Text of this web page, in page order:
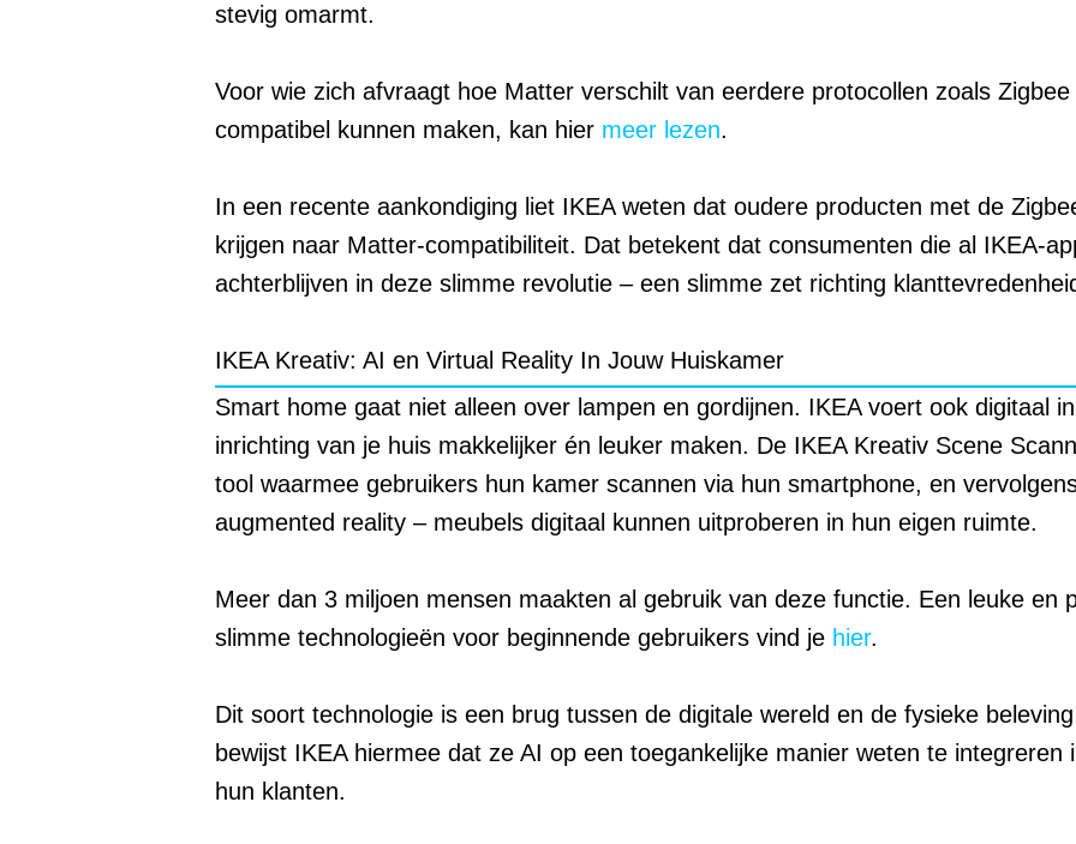
stevig omarmt.
Voor wie zich afvraagt hoe Matter verschilt van eerdere protocollen zoals
compatibel kunnen maken, kan hier meer lezen.
In een recente aankondiging liet IKEA weten dat oudere producten met de
krijgen naar Matter-compatibiliteit. Dat betekent dat consumenten die al IKEA-
achterblijven in deze slimme revolutie – een slimme zet richting
IKEA Kreativ: AI en Virtual Reality In Jouw Huiskamer
Smart home gaat niet alleen over lampen en gordijnen. IKEA voert ook digitaal
inrichting van je huis makkelijker én leuker maken. De IKEA Kreativ Scene
tool waarmee gebruikers hun kamer scannen via hun smartphone, en
augmented reality – meubels digitaal kunnen uitproberen in hun eigen ruimte.
Meer dan 3 miljoen mensen maakten al gebruik van deze functie. Een leuke en
slimme technologieën voor beginnende gebruikers vind je hier.
Dit soort technologie is een brug tussen de digitale wereld en de fysieke
bewijst IKEA hiermee dat ze AI op een toegankelijke manier weten te integreren
hun klanten.